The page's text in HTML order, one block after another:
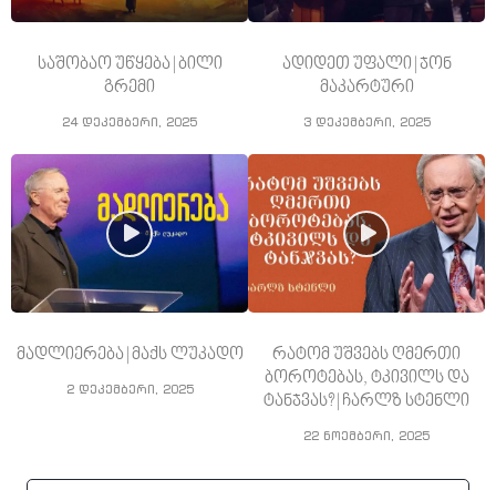
საშობაო უწყება | ბილი
გრემი
24 დეკემბერი, 2025
ადიდეთ უფალი | ჯონ
მაკარტური
3 დეკემბერი, 2025
მადლიერება | მაქს ლუკადო
2 დეკემბერი, 2025
რატომ უშვებს ღმერთი
ბოროტებას, ტკივილს და
ტანჯვას? | ჩარლზ სტენლი
22 ნოემბერი, 2025